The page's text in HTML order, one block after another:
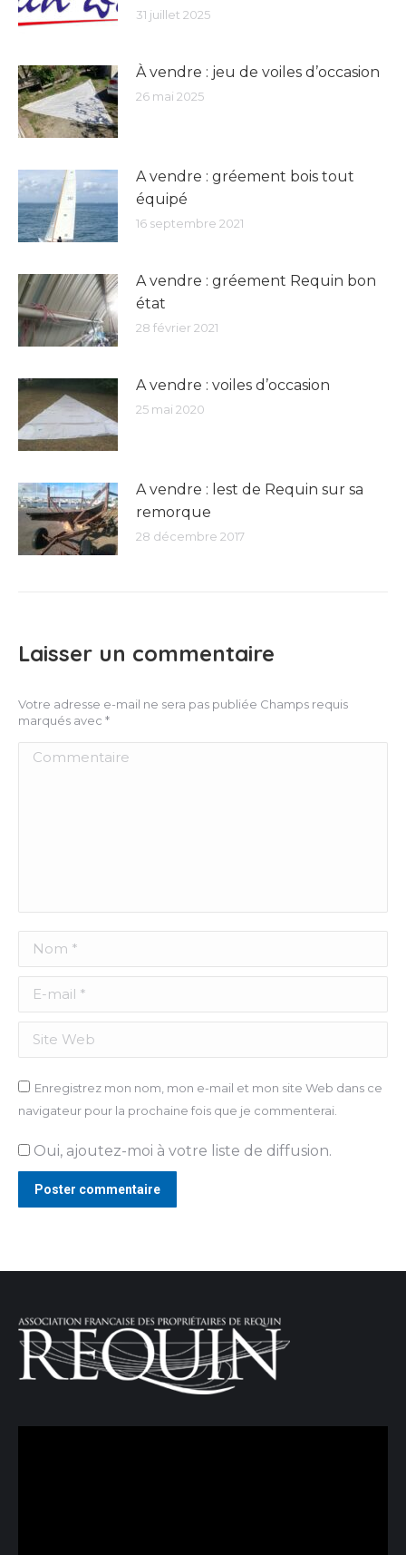
31 juillet 2025
À vendre : jeu de voiles d’occasion
26 mai 2025
A vendre : gréement bois tout
équipé
16 septembre 2021
A vendre : gréement Requin bon
état
28 février 2021
A vendre : voiles d’occasion
25 mai 2020
A vendre : lest de Requin sur sa
remorque
28 décembre 2017
Laisser un commentaire
Votre adresse e-mail ne sera pas publiée Champs requis
marqués avec *
Commentaire
Nom *
E-mail *
Site Web
Enregistrez mon nom, mon e-mail et mon site Web dans ce
navigateur pour la prochaine fois que je commenterai.
Oui, ajoutez-moi à votre liste de diffusion.
Poster commentaire